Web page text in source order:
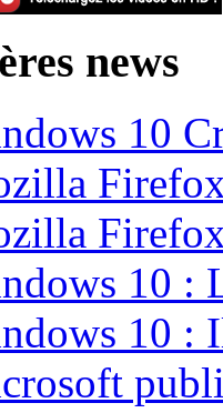
news
10
10 :
10 :